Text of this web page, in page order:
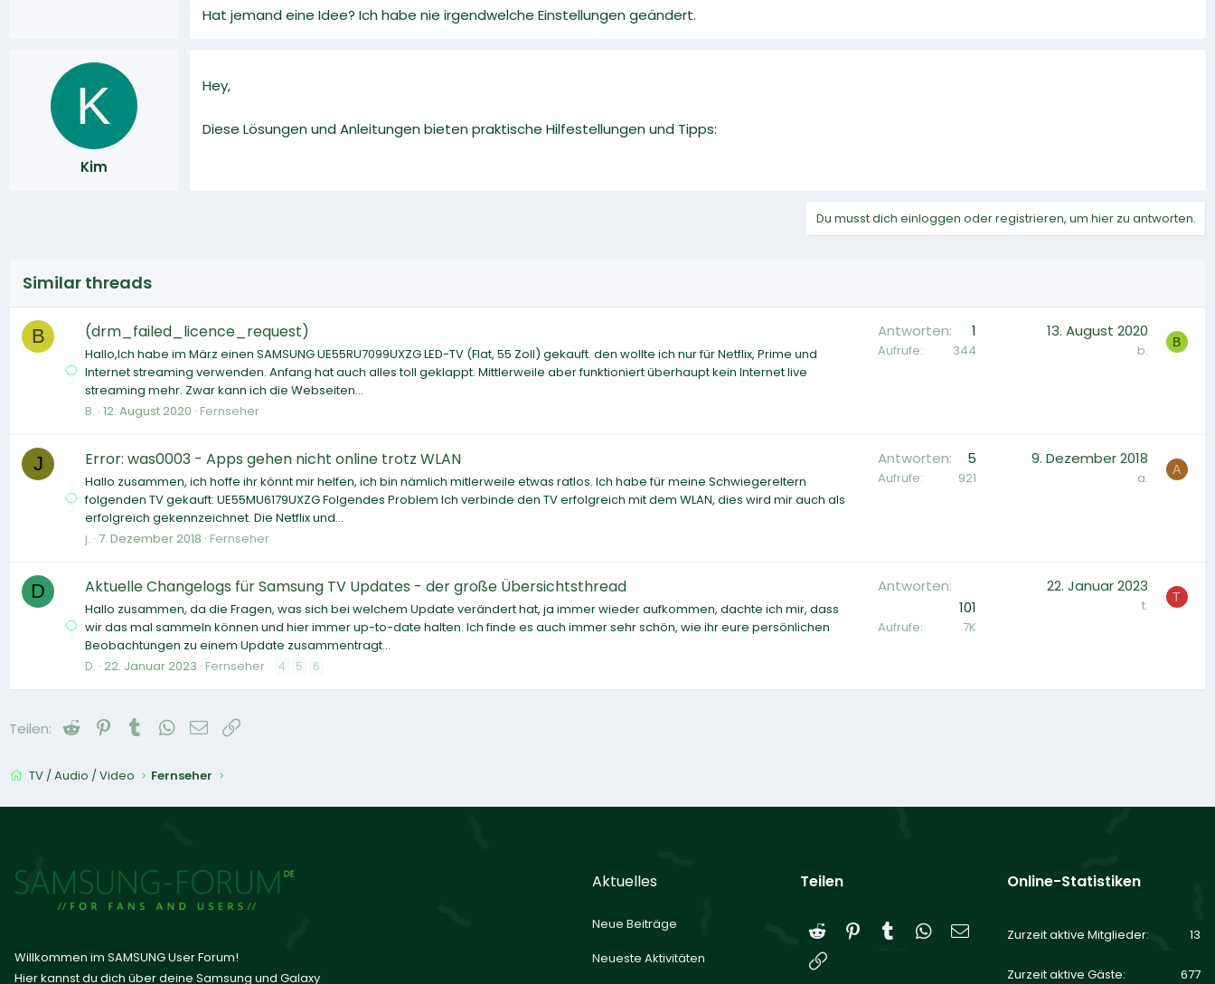
Hat jemand eine Idee? Ich habe nie irgendwelche Einstellungen geändert.
K
Kim
Hey,
Diese Lösungen und Anleitungen bieten praktische Hilfestellungen und Tipps:
Du musst dich einloggen oder registrieren, um hier zu antworten.
Similar threads
B (drm_failed_licence_request)
Hallo,Ich habe im März einen SAMSUNG UE55RU7099UXZG LED-TV (Flat, 55 Zoll) gekauft. den wollte ich nur für Netflix, Prime und
Internet streaming verwenden. Anfang hat auch alles toll geklappt. Mittlerweile aber funktioniert überhaupt kein Internet live
streaming mehr. Zwar kann ich die Webseiten...
B. 12. August 2020 Fernseher
Antworten 1
Aufrufe 344
13. August 2020
b. B
J Error: was0003 - Apps gehen nicht online trotz WLAN
Hallo zusammen, ich hoffe ihr könnt mir helfen, ich bin nämlich mitlerweile etwas ratlos. Ich habe für meine Schwiegereltern
folgenden TV gekauft: UE55MU6179UXZG Folgendes Problem Ich verbinde den TV erfolgreich mit dem WLAN, dies wird mir auch als
erfolgreich gekennzeichnet. Die Netflix und...
j. 7. Dezember 2018 Fernseher
Antworten 5
Aufrufe 921
9. Dezember 2018
a. A
D Aktuelle Changelogs für Samsung TV Updates - der große Übersichtsthread
Hallo zusammen, da die Fragen, was sich bei welchem Update verändert hat, ja immer wieder aufkommen, dachte ich mir, dass
wir das mal sammeln können und hier immer up-to-date halten. Ich finde es auch immer sehr schön, wie ihr eure persönlichen
Beobachtungen zu einem Update zusammentragt...
D. 22. Januar 2023 Fernseher 4 5 6
Antworten
101
Aufrufe 7K
22. Januar 2023
t. T
Teilen: Reddit PinterestTumblrWhatsApp
E-Mail
TV / Audio / Video Fernseher
Willkommen im SAMSUNG User Forum!
Hier kannst du dich über deine Samsung und Galaxy
Aktuelles
Neue Beiträge
Neueste Aktivitäten
Teilen
Reddit Pinterest
Tumblr WhatsApp
E-Mail
Online-Statistiken
Zurzeit aktive Mitglieder 13
Zurzeit aktive Gäste 677